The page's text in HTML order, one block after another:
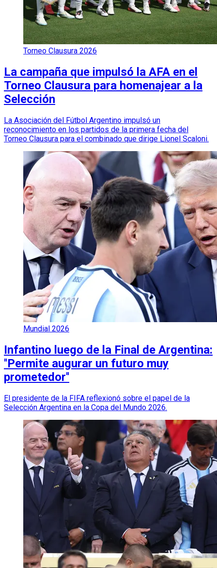
Torneo Clausura 2026
La campaña que impulsó la AFA en el
Torneo Clausura para homenajear a la
Selección
La Asociación del Fútbol Argentino impulsó un
reconocimiento en los partidos de la primera fecha del
Torneo Clausura para el combinado que dirige Lionel Scaloni.
Mundial 2026
Infantino luego de la Final de Argentina:
''Permite augurar un futuro muy
prometedor''
El presidente de la FIFA reflexionó sobre el papel de la
Selección Argentina en la Copa del Mundo 2026.